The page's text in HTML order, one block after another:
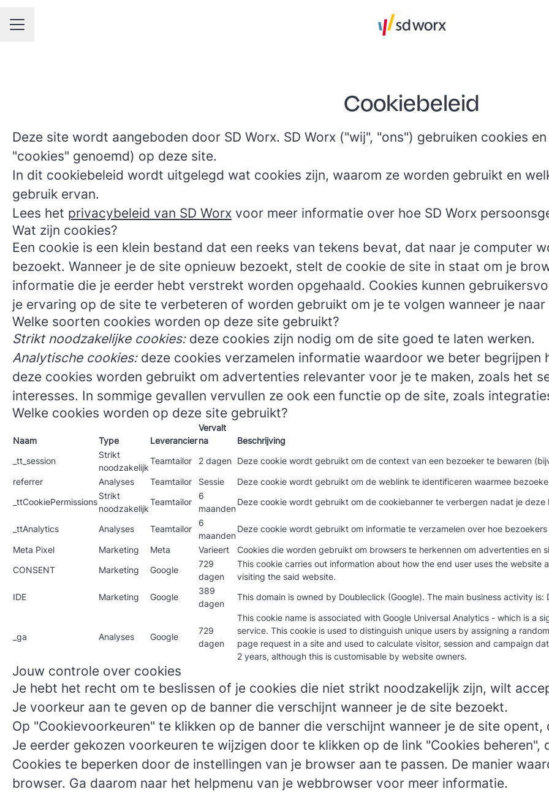
CARRIÈREMENU
Cookiebeleid
Deze site wordt aangeboden door SD Worx. SD Worx ("wij", "ons") gebruiken cookies
"cookies" genoemd) op deze site.
In dit cookiebeleid wordt uitgelegd wat cookies zijn, waarom ze worden gebruikt en
gebruik ervan.
Lees het privacybeleid van SD Worx voor meer informatie over hoe SD Worx
Wat zijn cookies?
Een cookie is een klein bestand dat een reeks van tekens bevat, dat naar je computer
bezoekt. Wanneer je de site opnieuw bezoekt, stelt de cookie de site in staat om je
informatie die je eerder hebt verstrekt worden opgehaald. Cookies kunnen
je ervaring op de site te verbeteren of worden gebruikt om je te volgen wanneer je
Welke soorten cookies worden op deze site gebruikt?
Strikt noodzakelijke cookies:deze cookies zijn nodig om de site goed te laten werken.
Analytische cookies:deze cookies verzamelen informatie waardoor we beter begrijpen
deze cookies worden gebruikt om advertenties relevanter voor je te maken, zoals het
interesses. In sommige gevallen vervullen ze ook een functie op de site, zoals
Welke cookies worden op deze site gebruikt?
Naam Type Leverancier
Vervalt
na
Beschrijving
_tt_session
Strikt
noodzakelijk
Teamtailor 2 dagen Deze cookie wordt gebruikt om de context van een bezoeker te bewaren
referrer
Analyses Teamtailor Sessie
Deze cookie wordt gebruikt om de weblink te identificeren waarmee
_ttCookiePermissions
Strikt
noodzakelijk
Teamtailor
6
maanden
Deze cookie wordt gebruikt om de cookiebanner te verbergen nadat je deze
_ttAnalytics Analyses Teamtailor
6
maanden
Deze cookie wordt gebruikt om informatie te verzamelen over hoe
Meta Pixel
Marketing Meta Varieert Cookies die worden gebruikt om browsers te herkennen om advertenties en
CONSENT
Marketing Google
729
dagen
This cookie carries out information about how the end user uses the
visiting the said website.
IDE
Marketing Google
389
dagen
This domain is owned by Doubleclick (Google). The main business activity
_ga Analyses Google
729
dagen
This cookie name is associated with Google Universal Analytics - which is a
service. This cookie is used to distinguish unique users by assigning a
page request in a site and used to calculate visitor, session and campaign
2 years, although this is customisable by website owners.
Jouw controle over cookies
Je hebt het recht om te beslissen of je cookies die niet strikt noodzakelijk zijn, wilt
Je voorkeur aan te geven op de banner die verschijnt wanneer je de site bezoekt.
Op "Cookievoorkeuren" te klikken op de banner die verschijnt wanneer je de site opent,
Je eerder gekozen voorkeuren te wijzigen door te klikken op de link "Cookies
Cookies te beperken door de instellingen van je browser aan te passen. De manier
browser. Ga daarom naar het helpmenu van je webbrowser voor meer informatie.